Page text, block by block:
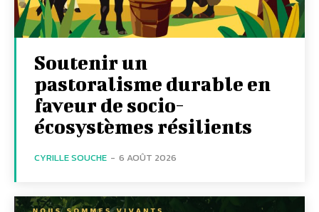
Soutenir un
pastoralisme durable en
faveur de socio-
écosystèmes résilients
CYRILLE SOUCHE - 6 AOÛT 2026